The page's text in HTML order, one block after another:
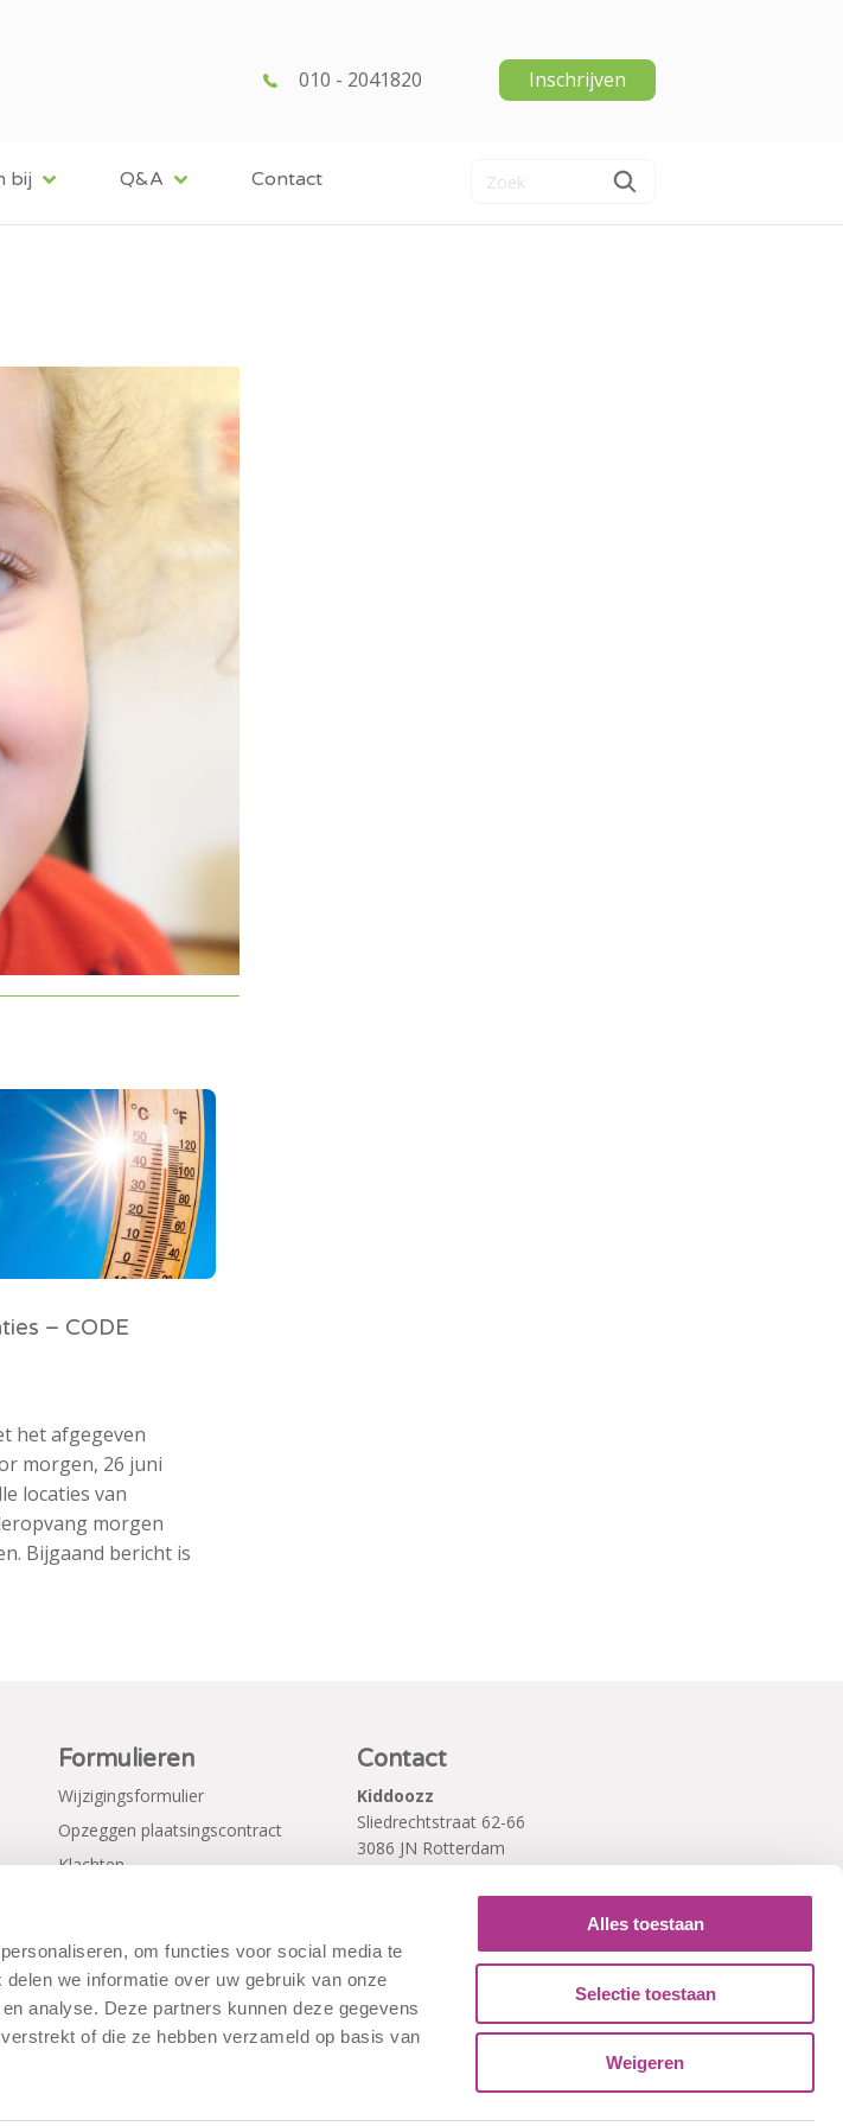
om functies voor social media te
we informatie over uw gebruik van onze
analyse. Deze partners kunnen deze gegevens
of die ze hebben verzameld op basis van
Alles toestaan
Selectie toestaan
Weigeren
010 - 2041820 Inschrijven
bij Q&A Contact
– CODE
het afgegeven
morgen, 26 juni
locaties van
morgen
Bijgaand bericht is
Formulieren
Wijzigingsformulier
Opzeggen plaatsingscontract
Klachten
Contact
Kiddoozz
Sliedrechtstraat 62-66
3086 JN Rotterdam